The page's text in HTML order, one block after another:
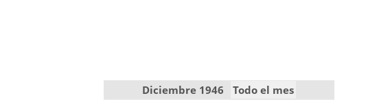
Diciembre 1946
Todo el mes